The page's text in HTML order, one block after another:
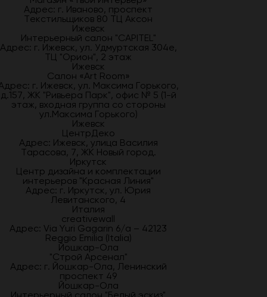
Адрес: г. Иваново, проспект
Текстильщиков 80 ТЦ Аксон
Ижевск
Интерьерный салон "CAPITEL"
Адрес: г. Ижевск, ул. Удмуртская 304е,
ТЦ "Орион", 2 этаж
Ижевск
Салон «Art Room»
г. Ижевск, ул. Максима Горького,
д.157, ЖК "Ривьера Парк", офис № 5 (1-й
этаж, входная группа со стороны
ул.Максима Горького)
Ижевск
ЦентрДеко
Адрес: Ижевск, улица Василия
Тарасова, 7, ЖК Новый город.
Иркутск
Центр дизайна и комплектации
интерьеров "Красная Линия"
Адрес: г. Иркутск, ул. Юрия
Левитанского, 4
Италия
creativewall
Адрес: Via Yuri Gagarin 6/a – 42123
Reggio Emilia (Italia)
Йошкар-Ола
"Строй Арсенал"
Адрес: г. Йошкар-Ола, Ленинский
проспект 49
Йошкар-Ола